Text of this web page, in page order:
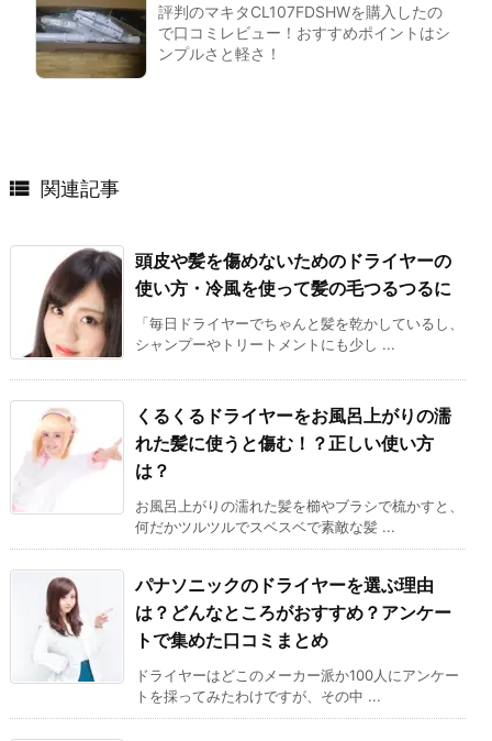
評判のマキタCL107FDSHWを購入したの
で口コミレビュー！おすすめポイントはシ
ンプルさと軽さ！
 関連記事
頭皮や髪を傷めないためのドライヤーの
使い方・冷風を使って髪の毛つるつるに
「毎日ドライヤーでちゃんと髪を乾かしているし、
シャンプーやトリートメントにも少し ...
くるくるドライヤーをお風呂上がりの濡
れた髪に使うと傷む！？正しい使い方
は？
お風呂上がりの濡れた髪を櫛やブラシで梳かすと、
何だかツルツルでスベスベで素敵な髪 ...
パナソニックのドライヤーを選ぶ理由
は？どんなところがおすすめ？アンケー
トで集めた口コミまとめ
ドライヤーはどこのメーカー派か100人にアンケー
トを採ってみたわけですが、その中 ...